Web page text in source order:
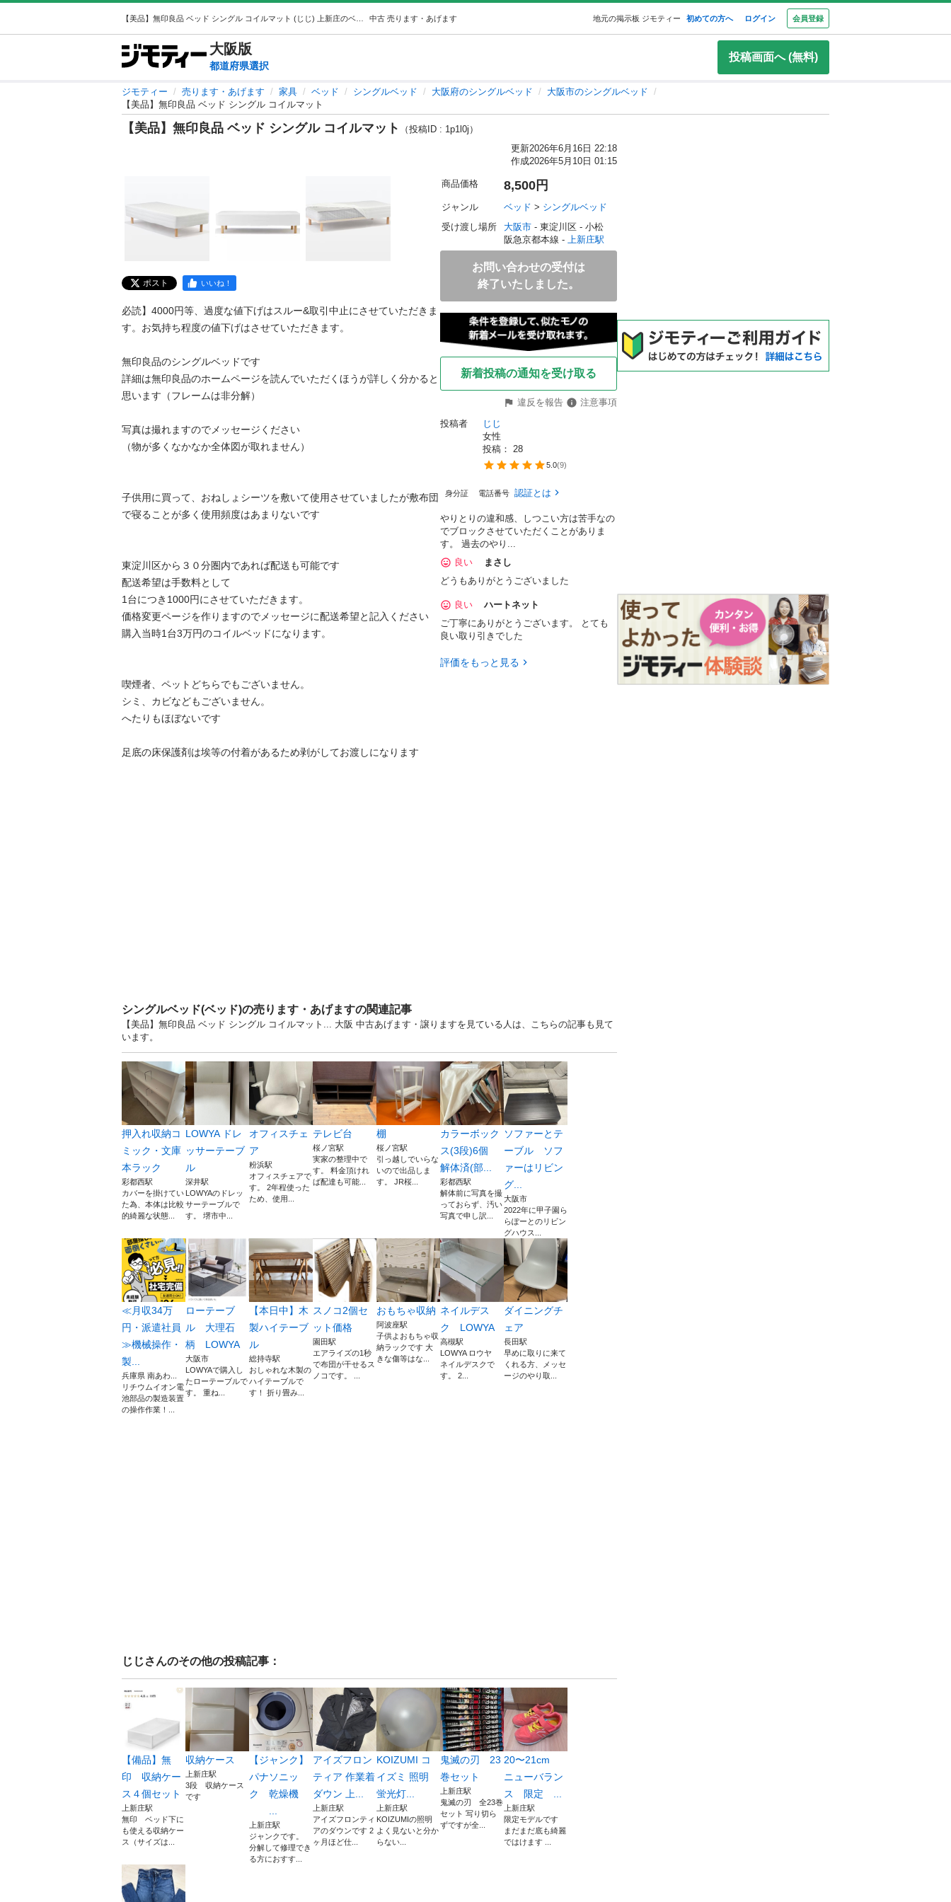
中古 売ります・あげます 地元の掲示板 ジモティー 初めての方へ ログイン 会員登録
大阪版
都道府県選択
投稿画面へ (無料)
ジモティー 売ります・あげます 家具 ベッド シングルベッド 大阪府のシングルベッド
大阪市のシングルベッド
【美品】無印良品 ベッド シングル コイルマット
【美品】無印良品 ベッド シングル コイルマット
（投稿ID : 1p1l0j）
更新2026年6月16日 22:18
作成2026年5月10日 01:15
ポスト いいね！
必読】4000円等、過度な値下げはスルー&取引中止にさせていただきま
す。お気持ち程度の値下げはさせていただきます。
無印良品のシングルベッドです
詳細は無印良品のホームページを読んでいただくほうが詳しく分かると
思います（フレームは非分解）
写真は撮れますのでメッセージください
（物が多くなかなか全体図が取れません）
子供用に買って、おねしょシーツを敷いて使用させていましたが敷布団
で寝ることが多く使用頻度はあまりないです
東淀川区から３０分圏内であれば配送も可能です
配送希望は手数料として
1台につき1000円にさせていただきます。
価格変更ページを作りますのでメッセージに配送希望と記入ください
購入当時1台3万円のコイルベッドになります。
喫煙者、ペットどちらでもございません。
シミ、カビなどもございません。
へたりもほぼないです
足底の床保護剤は埃等の付着があるため剥がしてお渡しになります
商品価格 8,500円
ジャンル ベッド > シングルベッド
受け渡し場所
大阪市 - 東淀川区 - 小松
阪急京都本線 - 上新庄駅
お問い合わせの受付は
終了いたしました。
新着投稿の通知を受け取る
違反を報告
注意事項
投稿者
じじ
女性
投稿： 28
5.0(9)
身分証 電話番号 認証とは
やりとりの違和感、しつこい方は苦手なの
でブロックさせていただくことがありま
す。 過去のやり...
良い
まさし
どうもありがとうございました
良い
ハートネット
ご丁寧にありがとうございます。 とても
良い取り引きでした
評価をもっと見る
シングルベッド(ベッド)の売ります・あげますの関連記事
【美品】無印良品 ベッド シングル コイルマット... 大阪 中古あげます・譲りますを見ている人は、こちらの記事も見て
います。
押入れ収納コ
ミック・文庫
本ラック
彩都西駅
カバーを掛けてい
た為、本体は比較
的綺麗な状態...
LOWYA ドレ
ッサーテーブ
ル
深井駅
LOWYAのドレッ
サーテーブルで
す。 堺市中...
オフィスチェ
ア
粉浜駅
オフィスチェアで
す。 2年程使った
ため、使用...
テレビ台
桜ノ宮駅
実家の整理中で
す。 料金頂けれ
ば配達も可能...
棚
桜ノ宮駅
引っ越しでいらな
いので出品しま
す。 JR桜...
カラーボック
ス(3段)6個
解体済(部...
彩都西駅
解体前に写真を撮
っておらず、汚い
写真で申し訳...
ソファーとテ
ーブル ソフ
ァーはリビン
グ...
大阪市
2022年に甲子園ら
らぽーとのリビン
グハウス...
≪月収34万
円・派遣社員
≫機械操作・
製...
兵庫県 南あわ...
リチウムイオン電
池部品の製造装置
の操作作業！...
ローテーブ
ル 大理石
柄 LOWYA
大阪市
LOWYAで購入し
たローテーブルで
す。 重ね...
【本日中】木
製ハイテーブ
ル
総持寺駅
おしゃれな木製の
ハイテーブルで
す！ 折り畳み...
スノコ2個セ
ット価格
園田駅
エアライズの1秒
で布団が干せるス
ノコです。 ...
おもちゃ収納
阿波座駅
子供よおもちゃ収
納ラックです 大
きな傷等はな...
ネイルデス
ク LOWYA
高槻駅
LOWYA ロウヤ
ネイルデスクで
す。 2...
ダイニングチ
ェア
長田駅
早めに取りに来て
くれる方、メッセ
ージのやり取...
じじさんのその他の投稿記事：
【備品】無
印 収納ケー
ス４個セット
上新庄駅
無印 ベッド下に
も使える収納ケー
ス（サイズは...
収納ケース
上新庄駅
3段 収納ケース
です
【ジャンク】
パナソニッ
ク 乾燥機
上新庄駅
ジャンクです。
分解して修理でき
る方におすす...
アイズフロン
ティア 作業着
ダウン 上...
上新庄駅
アイズフロンティ
アのダウンです 2
ヶ月ほど仕...
KOIZUMI コ
イズミ 照明
蛍光灯...
上新庄駅
KOIZUMIの照明
よく見ないと分か
らない...
鬼滅の刃 23
巻セット
上新庄駅
鬼滅の刃 全23巻
セット 写り切ら
ずですが全...
20〜21cm
ニューバラン
ス 限定 ...
上新庄駅
限定モデルです
まだまだ底も綺麗
ではけます ...